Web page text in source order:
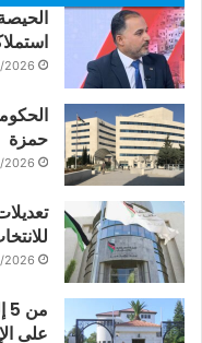
2026
حمزة
2026
2026
على